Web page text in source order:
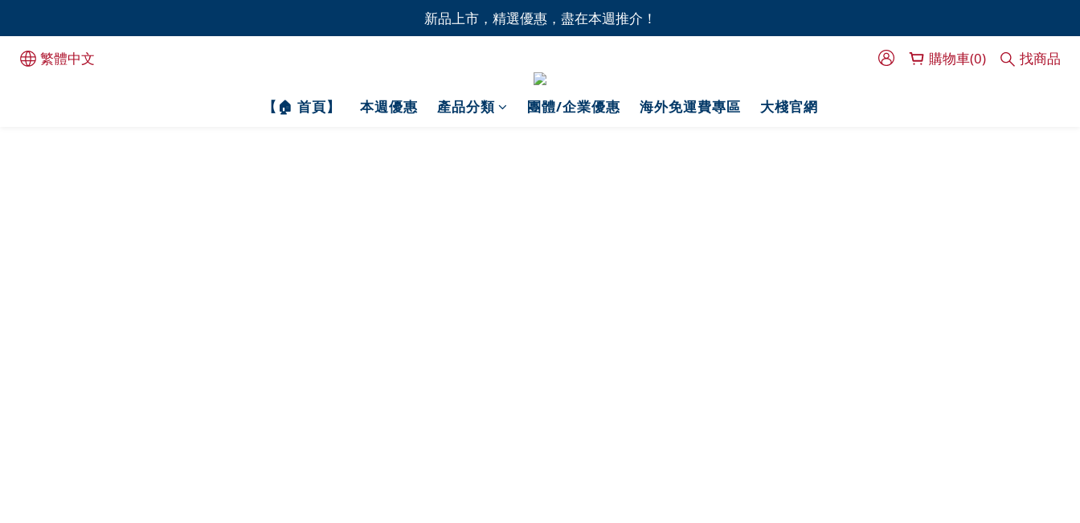
全港11間門市自取無門檻，買滿HK$1,000即享本地免費送貨上門服務！
新品上市，精選優惠，盡在本週推介！
繁體中文 購物車(0) 找商品
【🏠 首頁】 本週優惠 產品分類 團體/企業優惠 海外免運費專區 大棧官網